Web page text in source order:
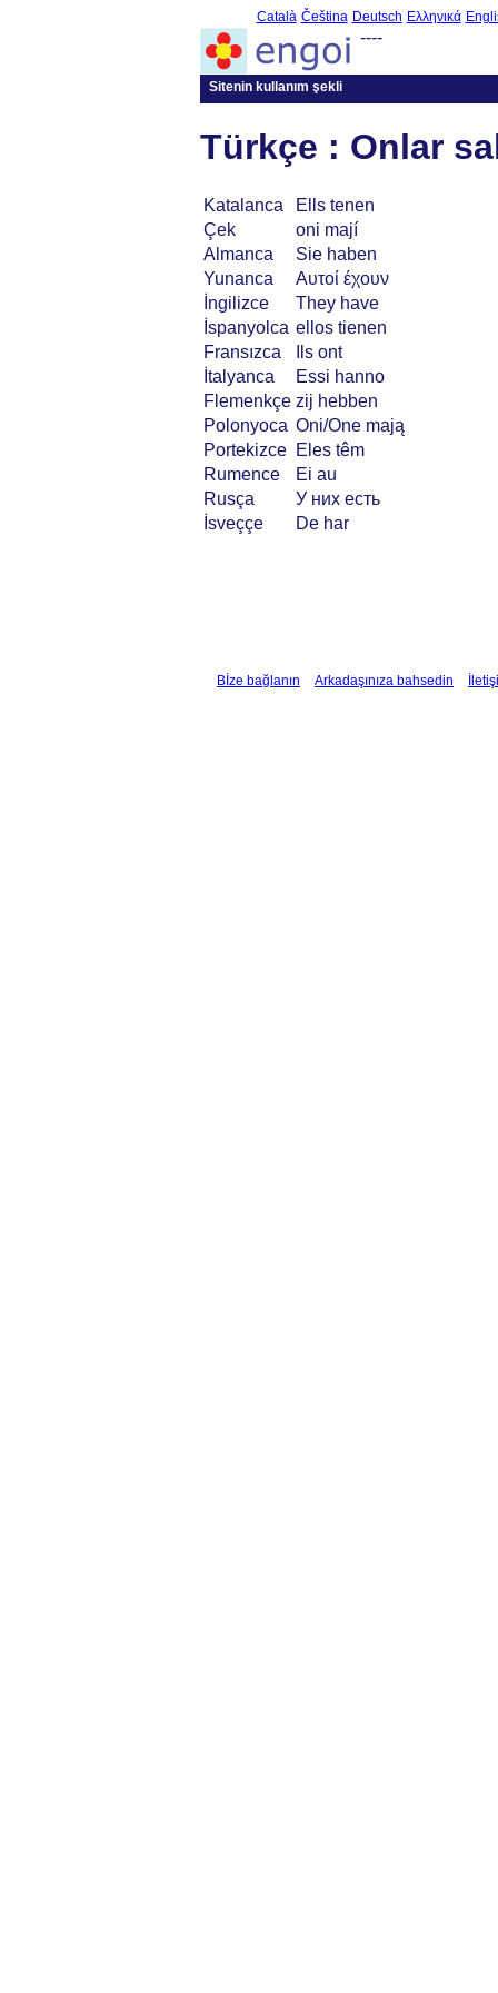
Català Čeština Deutsch Ελληνικά
----
Sitenin kullanım şekli
Türkçe : Onlar
Katalanca
Ells tenen
Çek
oni mají
Almanca
Sie haben
Yunanca
Αυτοί έχουν
İngilizce
They have
İspanyolca ellos tienen
Fransızca
Ils ont
İtalyanca
Essi hanno
Flemenkçe zij hebben
Polonyoca Oni/One mają
Portekizce Eles têm
Rumence
Ei au
Rusça
У них есть
İsveççe
De har
Bİze bağlanın Arkadaşınıza bahsedin